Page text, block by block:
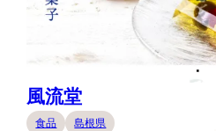
風流堂
食品 島根県